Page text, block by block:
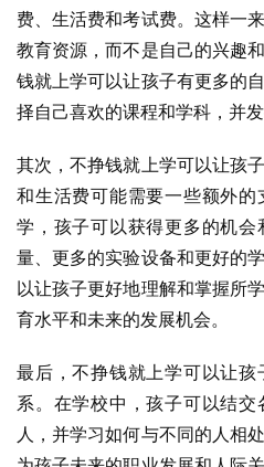
费、生活费和考试费。这样一
教育资源，而不是自己的兴趣
钱就上学可以让孩子有更多的
择自己喜欢的课程和学科，并
其次，不挣钱就上学可以让孩
和生活费可能需要一些额外
学，孩子可以获得更多的机
量、更多的实验设备和更好的
以让孩子更好地理解和掌握所
育水平和未来的发展机会。
最后，不挣钱就上学可以让
系。在学校中，孩子可以结
人，并学习如何与不同的人相